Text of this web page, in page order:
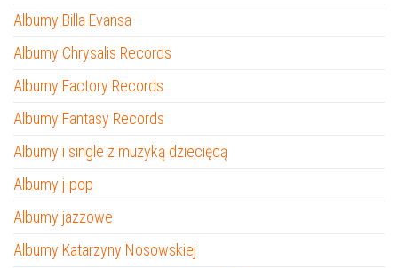
Albumy Billa Evansa
Albumy Chrysalis Records
Albumy Factory Records
Albumy Fantasy Records
Albumy i single z muzyką dziecięcą
Albumy j-pop
Albumy jazzowe
Albumy Katarzyny Nosowskiej